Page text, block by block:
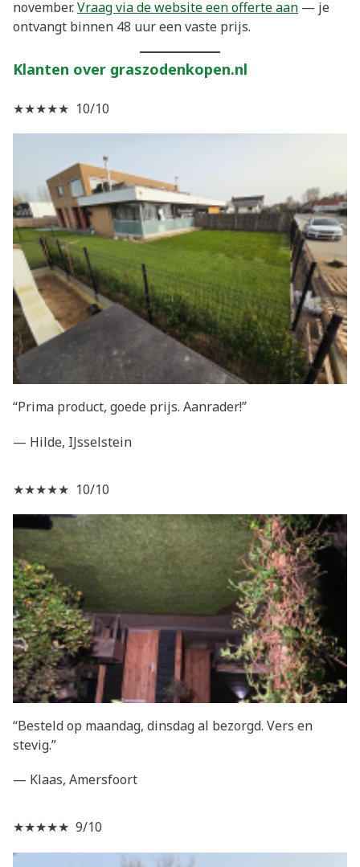
november.Vraag via de website een offerte aan — je
ontvangt binnen 48 uur een vaste prijs.
Klanten over graszodenkopen.nl
★★★★★ 10/10
“Prima product, goede prijs. Aanrader!”
— Hilde, IJsselstein
★★★★★ 10/10
“Besteld op maandag, dinsdag al bezorgd. Vers en
stevig.”
— Klaas, Amersfoort
★★★★★ 9/10